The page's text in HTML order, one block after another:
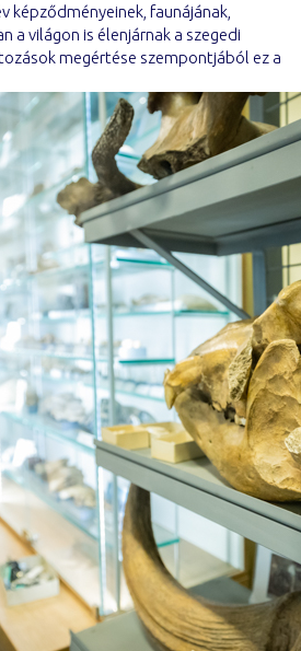
képződményeinek, faunájának,
a világon is élenjárnak a szegedi
megértése szempontjából ez a